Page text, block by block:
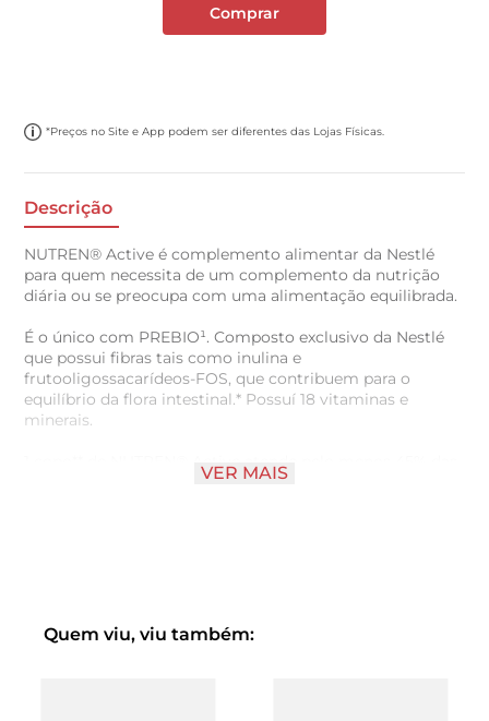
Comprar
*Preços no Site e App podem ser diferentes das Lojas Físicas.
Descrição
NUTREN® Active é complemento alimentar da Nestlé
para quem necessita de um complemento da nutrição
diária ou se preocupa com uma alimentação equilibrada.
É o único com PREBIO¹. Composto exclusivo da Nestlé
que possui fibras tais como inulina e
frutooligossacarídeos-FOS, que contribuem para o
equilíbrio da flora intestinal.* Possuí 18 vitaminas e
minerais.
1 copo** de NUTREN® Active atende pelo menos 45% das
necessidades diárias dos principais nutrientes***.
*** Valores diários de referência com base em uma dieta
VER MAIS
Quem viu, viu também: